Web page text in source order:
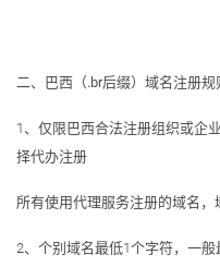
二、 巴西 （.br后缀）域名注册规
1、仅限巴西合法注册组织或企
择代办注册
所有使用代理服务注册的域名，
2、个别域名最低1个字符，一